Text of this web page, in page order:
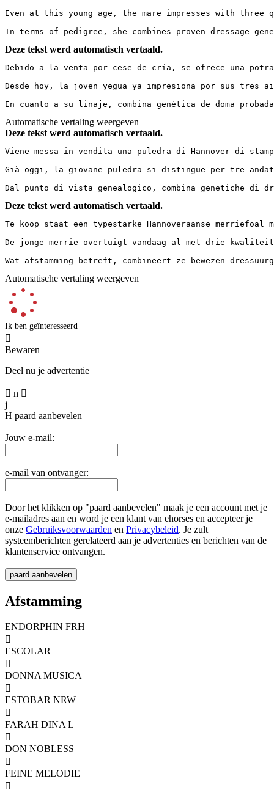
Even at this young age, the mare impresses with
In terms of pedigree, she combines proven
Deze tekst werd automatisch vertaald.
Debido a la venta por cese de cría, se ofrece una
Desde hoy, la joven yegua ya impresiona por sus
En cuanto a su linaje, combina genética de doma
Automatische vertaling weergeven
Deze tekst werd automatisch vertaald.
Viene messa in vendita una puledra di Hannover di
Già oggi, la giovane puledra si distingue per tre
Dal punto di vista genealogico, combina genetiche di
Deze tekst werd automatisch vertaald.
Te koop staat een typestarke Hannoveraanse
De jonge merrie overtuigt vandaag al met drie
Wat afstamming betreft, combineert ze bewezen
Automatische vertaling weergeven
Ik ben geïnteresseerd

Bewaren
Deel nu je advertentie
 n 
j
H paard aanbevelen
Jouw e-mail:
e-mail van ontvanger:
Door het klikken op "paard aanbevelen" maak je een account met je
e-mailadres aan en word je een klant van ehorses en accepteer je
onze Gebruiksvoorwaarden en Privacybeleid. Je zult
systeemberichten gerelateerd aan je advertenties en berichten van de
klantenservice ontvangen.
Afstamming
ENDORPHIN FRH

ESCOLAR

DONNA MUSICA

ESTOBAR NRW

FARAH DINA L

DON NOBLESS

FEINE MELODIE
